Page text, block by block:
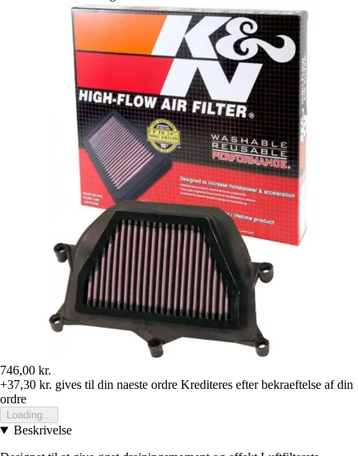
746,00 kr.
+37,30 kr. gives til din naeste ordre Krediteres efter bekraeftelse af din
ordre
Loading...
Beskrivelse